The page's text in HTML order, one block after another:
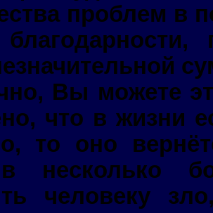
проблем в
Вы можете
что в жизни
то оно
несколько
человеку